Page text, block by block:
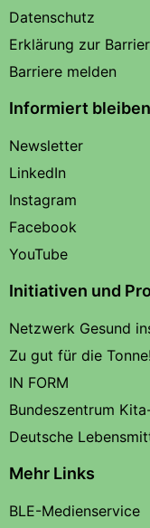
Datenschutz
Erklärung zur
Barriere melden
Informiert bleiben
Newsletter
LinkedIn
Instagram
Facebook
YouTube
Initiativen und
Netzwerk Gesund
Zu gut für die Tonne!
IN FORM
Bundeszentrum
Deutsche
Mehr Links
BLE-Medienservice